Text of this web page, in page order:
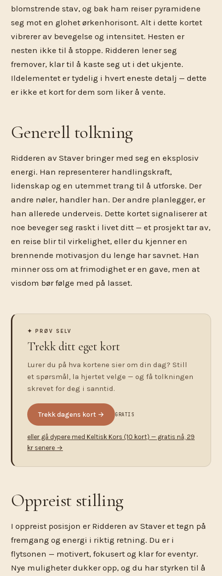
blomstrende stav, og bak ham reiser pyramidene
seg mot en glohet ørkenhorisont. Alt i dette kortet
vibrerer av bevegelse og intensitet. Hesten er
nesten ikke til å stoppe. Ridderen lener seg
fremover, klar til å kaste seg ut i det ukjente.
Ildelementet er tydelig i hvert eneste detalj — dette
er ikke et kort for dem som liker å vente.
Generell tolkning
Ridderen av Staver bringer med seg en eksplosiv
energi. Han representerer handlingskraft,
lidenskap og en utemmet trang til å utforske. Der
andre nøler, handler han. Der andre planlegger, er
han allerede underveis. Dette kortet signaliserer at
noe beveger seg raskt i livet ditt — et prosjekt tar av,
en reise blir til virkelighet, eller du kjenner en
brennende motivasjon du lenge har savnet. Han
minner oss om at frimodighet er en gave, men at
visdom bør følge med på lasset.
✦ PRØV SELV
Trekk ditt eget kort
Lurer du på hva kortene sier om din dag? Still
et spørsmål, la hjertet velge — og få tolkningen
skrevet for deg i sanntid.
Trekk dagens kort → GRATIS
eller gå dypere med Keltisk Kors (10 kort) — gratis nå, 29
kr senere →
Oppreist stilling
I oppreist posisjon er Ridderen av Staver et tegn på
fremgang og energi i riktig retning. Du er i
flytsonen — motivert, fokusert og klar for eventyr.
Nye muligheter dukker opp, og du har styrken til å